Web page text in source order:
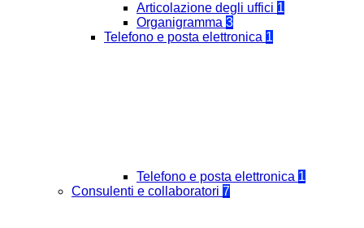
Articolazione degli uffici 1
Organigramma 3
Telefono e posta elettronica 1
Telefono e posta elettronica 1
Consulenti e collaboratori 7